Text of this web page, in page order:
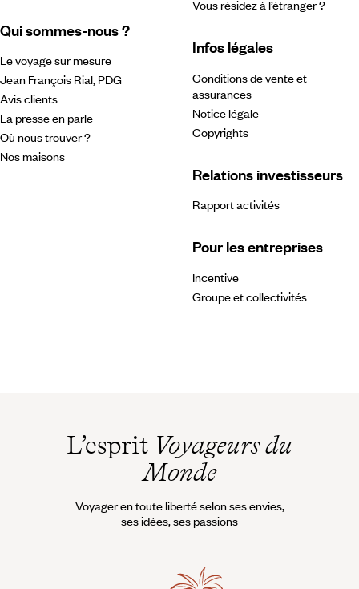
Qui sommes-nous ?
Le voyage sur mesure
Jean François Rial, PDG
Avis clients
La presse en parle
Où nous trouver ?
Nos maisons
Vous résidez à l’étranger ?
Infos légales
Conditions de vente et
assurances
Notice légale
Copyrights
Relations investisseurs
Rapport activités
Pour les entreprises
Incentive
Groupe et collectivités
L’esprit Voyageurs du
Monde
Voyager en toute liberté selon ses envies,
ses idées, ses passions